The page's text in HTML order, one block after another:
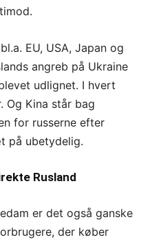
EU, USA, Japan og
angreb på Ukraine
udlignet. I hvert
Og Kina står bag
for russerne efter
på ubetydelig.
Rusland
er det også ganske
der køber